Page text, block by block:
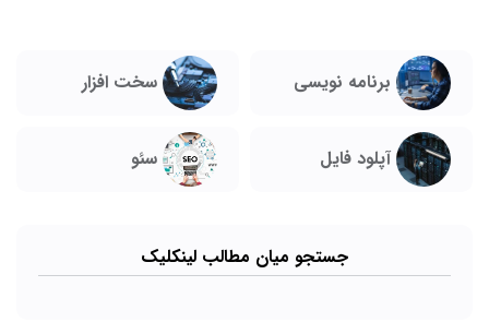
برنامه نویسی سخت افزار
آپلود فایل سئو
جستجو میان مطالب لینکلیک